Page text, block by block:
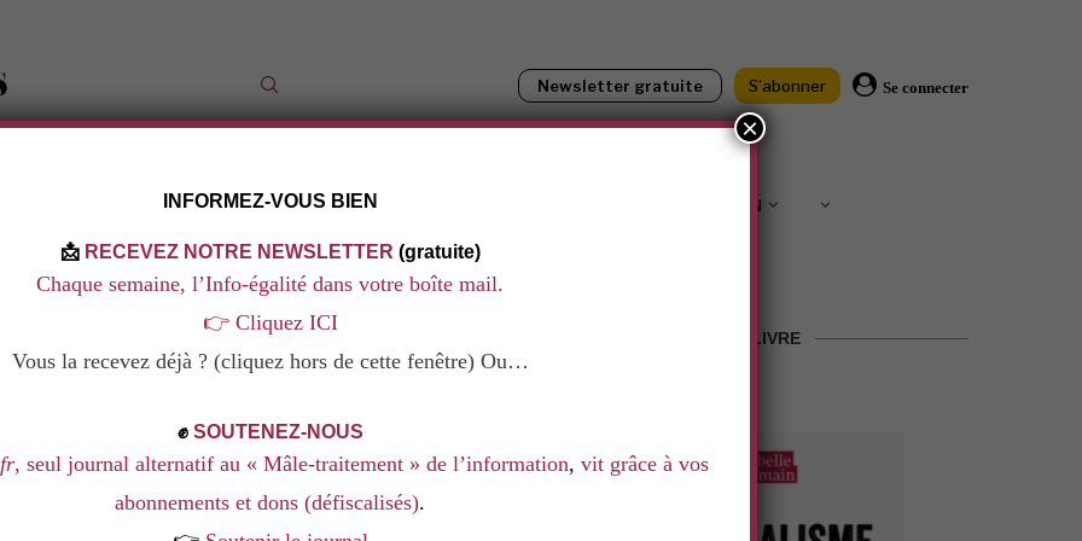
Newsletter gratuite S'abonner Se connecter
LES DOSSIERS NOS LIVRES SOUTENIR LNN
À LA SEXUALITÉ LE LIVRE
INFORMEZ-VOUS BIEN
📩 RECEVEZ NOTRE NEWSLETTER (gratuite)
Chaque semaine, l’Info-égalité dans votre boîte mail.
👉 Cliquez ICI
Vous la recevez déjà ? (cliquez hors de cette fenêtre) Ou…
✊ SOUTENEZ-NOUS
, seul journal alternatif au « Mâle-traitement » de l’information,vit grâce à vos
abonnements et dons (défiscalisés).
×